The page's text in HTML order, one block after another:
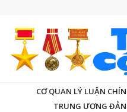
CƠ QUAN LÝ LUẬN
TRUNG ƯƠNG